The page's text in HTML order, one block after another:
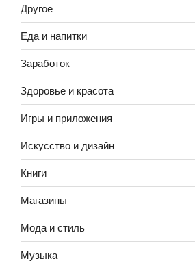
Другое
Еда и напитки
Заработок
Здоровье и красота
Игры и приложения
Искусство и дизайн
Книги
Магазины
Мода и стиль
Музыка